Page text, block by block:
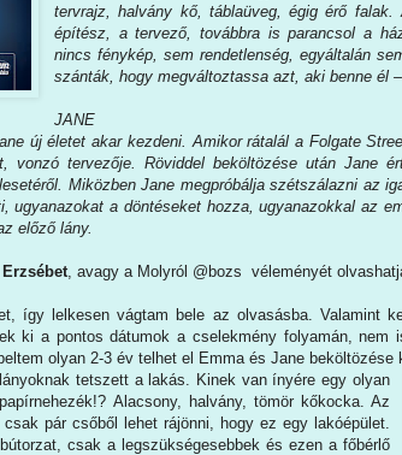
tervrajz, halvány kő, táblaüveg, égig érő
építész, a tervező, továbbra is parancsol a
nincs fénykép, sem rendetlenség, egyáltalán
szánták, hogy megváltoztassa azt, aki benne él
JANE
új életet akar kezdeni. Amikor rátalál a Folgate
vonzó tervezője. Röviddel beköltözése után Jane
Miközben Jane megpróbálja szétszálazni az
ugyanazokat a döntéseket hozza, ugyanazokkal az
előző lány.
, avagy a Molyról @bozs véleményét
így lelkesen vágtam bele az olvasásba. Valamint
ki a pontos dátumok a cselekmény folyamán, nem
olyan 2-3 év telhet el Emma és Jane beköltözése
tetszett a lakás. Kinek van ínyére egy olyan
Alacsony, halvány, tömör kőkocka. Az
pár csőből lehet rájönni, hogy ez egy lakóépület.
csak a legszükségesebbek és ezen a főbérlő